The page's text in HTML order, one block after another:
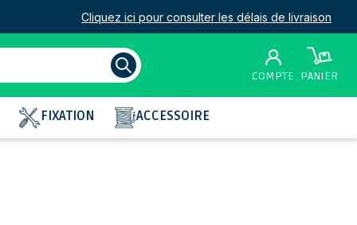
Cliquez ici pour consulter les délais de livraison
COMPTE PANIER
FIXATION ACCESSOIRE